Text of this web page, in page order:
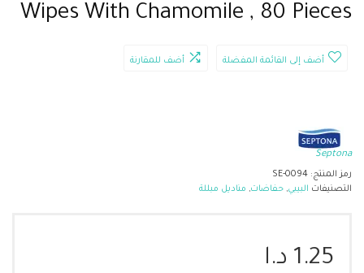
Wipes With Chamomile , 80 Pieces
أضف إلى القائمة المفضلة أضف للمقارنة
Septona
رمز المنتج: SE-0094
التصنيفات البيبي, حفاضات, مناديل مبللة
1.25 د.ا